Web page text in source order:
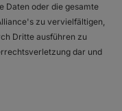
Daten oder die gesamte
zu vervielfältigen,
Dritte ausführen zu
dar und